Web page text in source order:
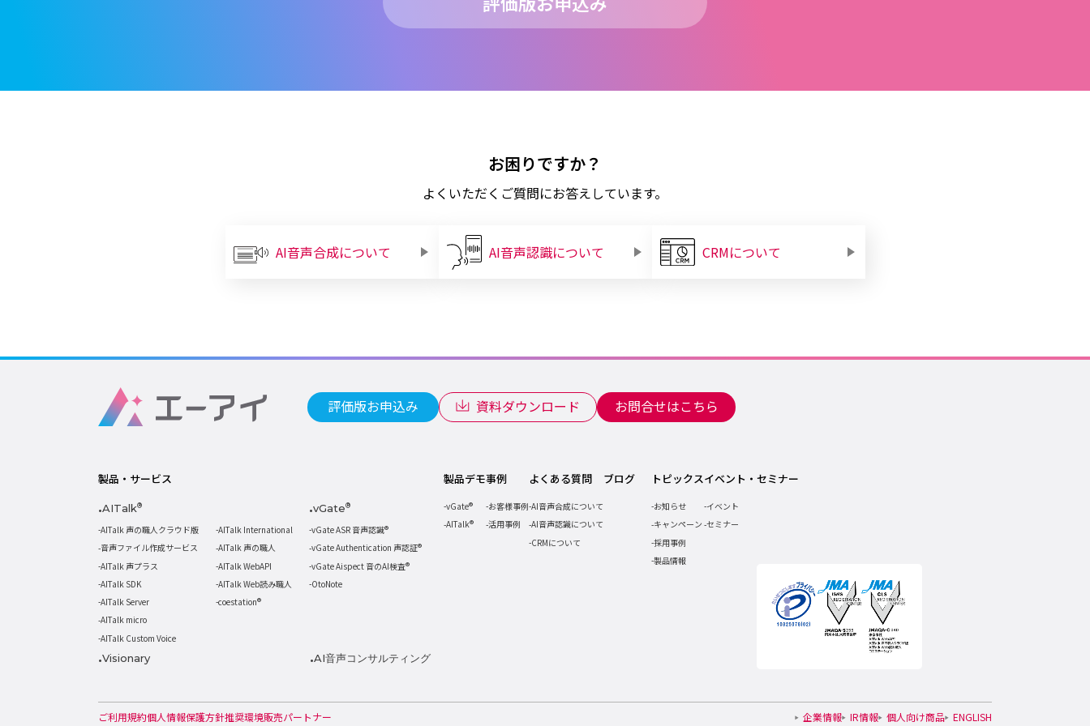
お困りですか？
よくいただくご質問にお答えしています。
AI音声合成について AI音声認識について CRMについて
評価版お申込み 資料ダウンロード お問合せはこちら
製品・サービス
AITalk®
AITalk 声の職人クラウド版
音声ファイル作成サービス
AITalk 声プラス
AITalk SDK
AITalk Server
AITalk micro
AITalk Custom Voice
AITalk International
AITalk 声の職人
AITalk WebAPI
AITalk Web読み職人
coestation®
vGate®
vGate ASR 音声認識®
vGate Authentication 声認証®
vGate Aispect 音のAI検査®
OtoNote
Visionary AI音声コンサルティング
製品デモ
vGate®
AITalk®
事例
お客様事例
活用事例
よくある質問
AI音声合成について
AI音声認識について
CRMについて
ブログ トピックス
お知らせ
キャンペーン
採用事例
製品情報
イベント・セミナー
イベント
セミナー
ご利用規約個人情報保護方針推奨環境販売パートナー 企業情報 IR情報 個人向け商品 ENGLISH